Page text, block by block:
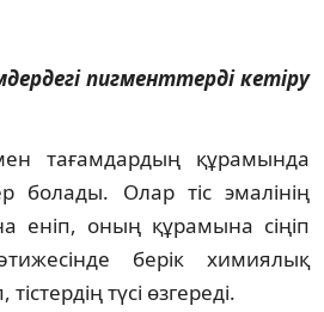
пигменттерді кетіру
тағамдардың құрамында
болады. Олар тіс эмалінің
еніп, оның құрамына сіңіп
берік химиялық
түсі өзгереді.